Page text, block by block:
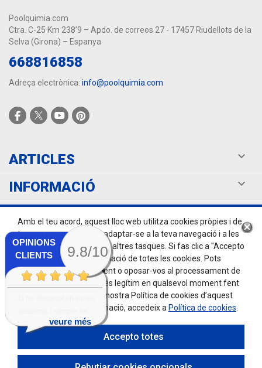
Poolquimia.com
Ctra. C-25 Km 238’9 – Apdo. de correos 27 - 17457 Riudellots de la
Selva (Girona) – Espanya
668816858
Adreça electrònica: info@poolquimia.com
ARTICLES 
INFORMACIÓ 
EL TEU COMPTE 
Amb el teu acord, aquest lloc web utilitza cookies pròpies i de
tercers per optimitzar i adaptar-se a la teva navegació i a les
teves preferències, entre altres tasques. Si fas clic a "Accepto
totes", accepteu la instal·lació de totes les cookies. Pots
retirar el teu consentiment o oposar-vos al processament de
dades basat en un interès legítim en qualsevol moment fent
clic a "Configurar" o a la nostra Política de cookies d’aquest
lloc web. Per més informació, accedeix a Política de cookies
Accepto totes
OPINIONS
CLIENTS
9.8/10
veure més